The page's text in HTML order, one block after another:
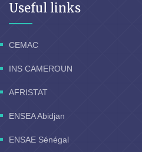
Useful links
CEMAC
INS CAMEROUN
AFRISTAT
ENSEA Abidjan
ENSAE Sénégal